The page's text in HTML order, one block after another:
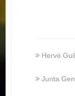
Hervé
Junta